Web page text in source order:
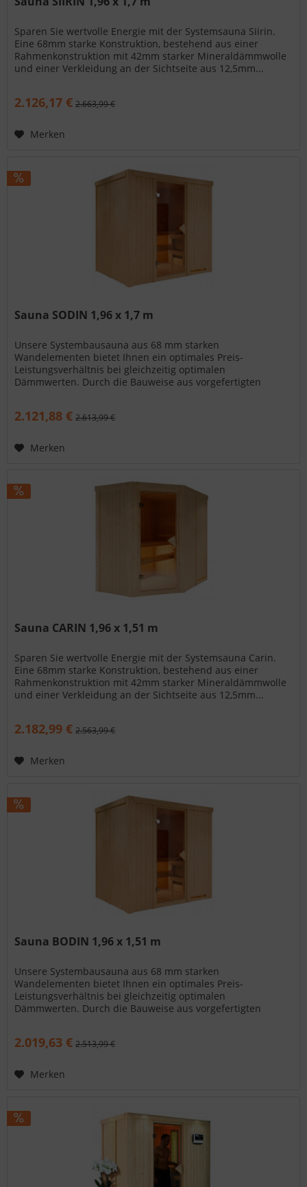
Sparen Sie wertvolle Energie mit der Systemsauna Siirin.
Eine 68mm starke Konstruktion, bestehend aus einer
Rahmenkonstruktion mit 42mm starker Mineraldämmwolle
und einer Verkleidung an der Sichtseite aus 12,5mm...
2.126,17 € 2.663,99 €
Merken
Sauna SODIN 1,96 x 1,7 m
Unsere Systembausauna aus 68 mm starken
Wandelementen bietet Ihnen ein optimales Preis-
Leistungsverhältnis bei gleichzeitig optimalen
Dämmwerten. Durch die Bauweise aus vorgefertigten
2.121,88 € 2.613,99 €
Merken
Sauna CARIN 1,96 x 1,51 m
Sparen Sie wertvolle Energie mit der Systemsauna Carin.
Eine 68mm starke Konstruktion, bestehend aus einer
Rahmenkonstruktion mit 42mm starker Mineraldämmwolle
und einer Verkleidung an der Sichtseite aus 12,5mm...
2.182,99 € 2.563,99 €
Merken
Sauna BODIN 1,96 x 1,51 m
Unsere Systembausauna aus 68 mm starken
Wandelementen bietet Ihnen ein optimales Preis-
Leistungsverhältnis bei gleichzeitig optimalen
Dämmwerten. Durch die Bauweise aus vorgefertigten
2.019,63 € 2.513,99 €
Merken